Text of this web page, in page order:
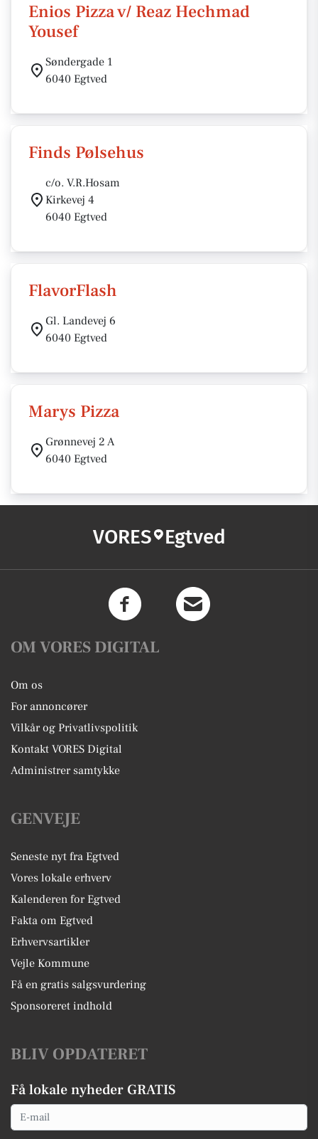
Enios Pizza v/ Reaz Hechmad
Yousef
Søndergade 1
6040 Egtved
Finds Pølsehus
c/o. V.R.Hosam
Kirkevej 4
6040 Egtved
FlavorFlash
Gl. Landevej 6
6040 Egtved
Marys Pizza
Grønnevej 2 A
6040 Egtved
VORES Egtved
OM VORES DIGITAL
Om os
For annoncører
Vilkår og Privatlivspolitik
Kontakt VORES Digital
Administrer samtykke
GENVEJE
Seneste nyt fra Egtved
Vores lokale erhverv
Kalenderen for Egtved
Fakta om Egtved
Erhvervsartikler
Vejle Kommune
Få en gratis salgsvurdering
Sponsoreret indhold
BLIV OPDATERET
Få lokale nyheder GRATIS
Email